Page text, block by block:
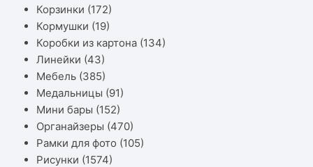
Корзинки (172)
Кормушки (19)
Коробки из картона (134)
Линейки (43)
Мебель (385)
Медальницы (91)
Мини бары (152)
Органайзеры (470)
Рамки для фото (105)
Рисунки (1574)